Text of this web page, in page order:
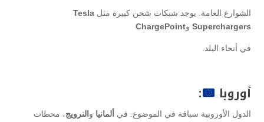
الشوارع العامة. يوجد شبكات شحن كبيرة مثل Tesla
Superchargers وChargePoint
في أنحاء البلد.
أوروبا :
الدول الأوروبية سباقة في الموضوع. في ألمانيا و النرويج، محطات